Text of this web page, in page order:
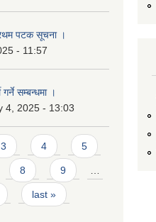
पटक सूचना ।
- 11:57
गर्ने सम्बन्धमा ।
4, 2025 - 13:03
3 4 5
8 9
last »